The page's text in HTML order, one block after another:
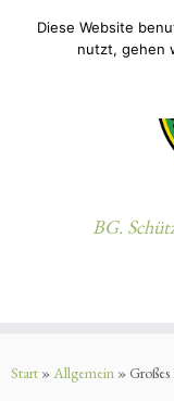
Inhalt
BG.
Start »Allgemein »
Diese Website
nutzt, gehen